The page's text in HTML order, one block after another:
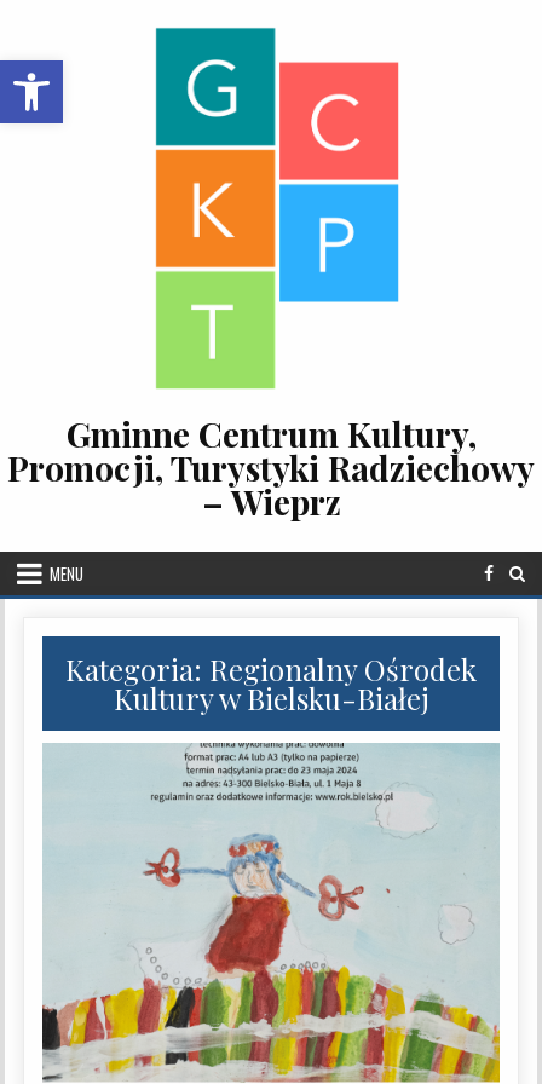
Open toolbar
Gminne Centrum Kultury,
Promocji, Turystyki Radziechowy
– Wieprz
MENU
Kategoria: Regionalny Ośrodek
Kultury w Bielsku-Białej